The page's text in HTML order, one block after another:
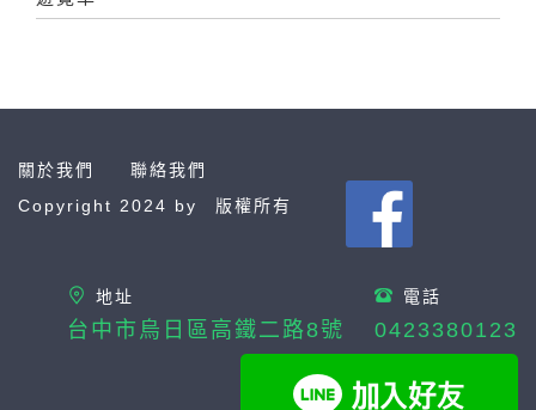
關於我們
聯絡我們
Copyright 2024 by
版權所有
地址
台中市烏日區高鐵二路8號
電話
0423380123